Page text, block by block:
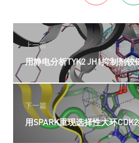
上一篇
用静电分析TYK2 JH1抑制剂铰
下一篇
用SPARK重现选择性大环